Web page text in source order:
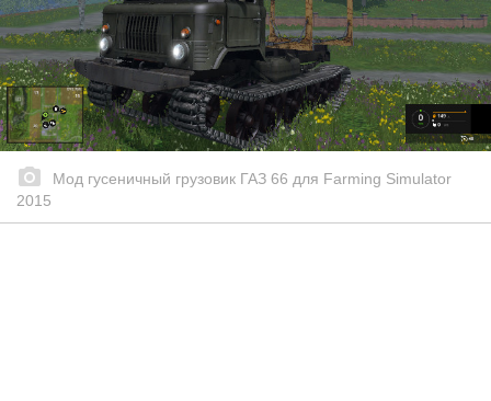
Мод гусеничный грузовик ГАЗ 66 для Farming Simulator
2015